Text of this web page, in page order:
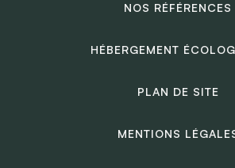
NOS RÉFÉRENCES
HÉBERGEMENT
PLAN DE SITE
MENTIONS